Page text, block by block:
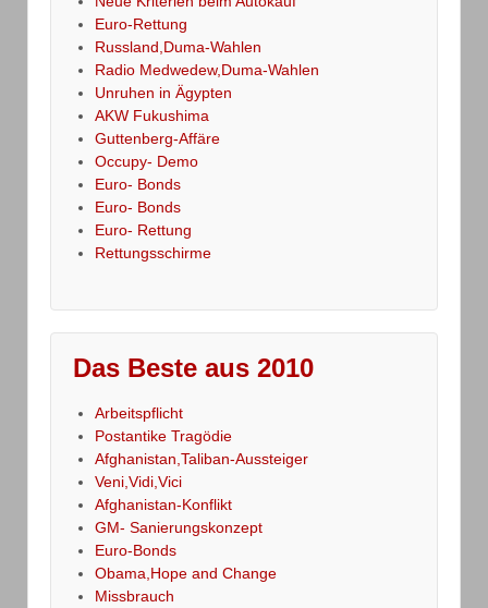
Euro-Rettung
Russland,Duma-Wahlen
Radio Medwedew,Duma-Wahlen
Unruhen in Ägypten
AKW Fukushima
Guttenberg-Affäre
Occupy- Demo
Euro- Bonds
Euro- Bonds
Euro- Rettung
Rettungsschirme
Das Beste aus 2010
Arbeitspflicht
Postantike Tragödie
Afghanistan,Taliban-Aussteiger
Veni,Vidi,Vici
Afghanistan-Konflikt
GM- Sanierungskonzept
Euro-Bonds
Obama,Hope and Change
Missbrauch